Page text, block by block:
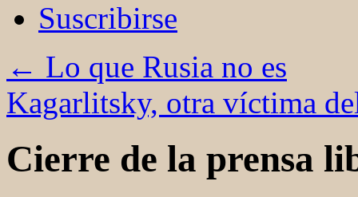
Suscribirse
← Lo que Rusia no es
Kagarlitsky, otra víctima
Cierre de la prensa